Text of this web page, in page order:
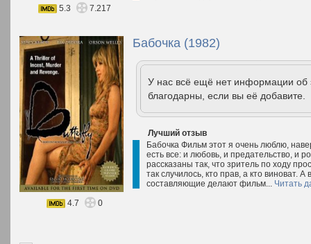
5.3
7.217
Бабочка (1982)
У нас всё ещё нет информации
благодарны, если вы её добавите.
Лучший отзыв
Бабочка Фильм этот я очень люблю,
есть все: и любовь, и предательство, и
рассказаны так, что зритель по ходу
так случилось, кто прав, а кто виноват.
составляющие делают фильм... Читать
4.7
0